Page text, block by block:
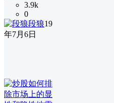
3.9k
0
段狼19
年7月6日